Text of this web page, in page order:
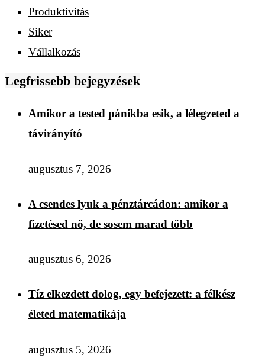
Produktivitás
Siker
Vállalkozás
Legfrissebb bejegyzések
Amikor a tested pánikba esik, a lélegzeted a
távirányító
augusztus 7, 2026
A csendes lyuk a pénztárcádon: amikor a
fizetésed nő, de sosem marad több
augusztus 6, 2026
Tíz elkezdett dolog, egy befejezett: a félkész
életed matematikája
augusztus 5, 2026